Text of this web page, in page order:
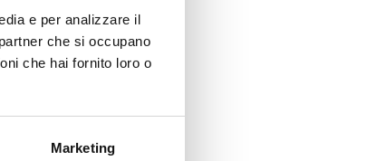
e per analizzare il
che si occupano
che hai fornito loro o
Marketing